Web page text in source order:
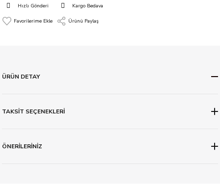
Hızlı Gönderi Kargo Bedava
Ürünü Paylaş
ÜRÜN DETAY
TAKSİT SEÇENEKLERİ
ÖNERİLERİNİZ